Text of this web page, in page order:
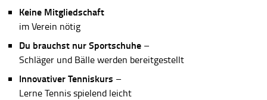
Keine Mitgliedschaft
im Verein nötig
Du brauchst nur Sportschuhe –
Schläger und Bälle werden bereitgestellt
Innovativer Tenniskurs –
Lerne Tennis spielend leicht